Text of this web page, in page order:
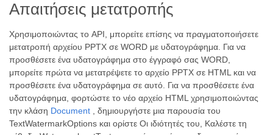
Απαιτήσεις μετατροπής
Χρησιμοποιώντας το API, μπορείτε επίσης να πραγματοποιήσετε
μετατροπή αρχείου PPTX σε WORD με υδατογράφημα. Για να
προσθέσετε ένα υδατογράφημα στο έγγραφό σας WORD,
μπορείτε πρώτα να μετατρέψετε το αρχείο PPTX σε HTML και να
προσθέσετε ένα υδατογράφημα σε αυτό. Για να προσθέσετε ένα
υδατογράφημα, φορτώστε το νέο αρχείο HTML χρησιμοποιώντας
την κλάση Document , δημιουργήστε μια παρουσία του
TextWatermarkOptions και ορίστε Οι ιδιότητές του, Καλέστε τη